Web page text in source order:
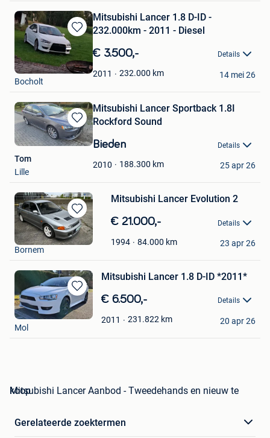
Bewaren
in
Mijn
Favorieten
Mitsubishi Lancer 1.8 D-ID -
232.000km - 2011 - Diesel
€ 3.500,- Details
2011 232.000 km
SWKIPPY
Bocholt
14 mei 26
Bewaren
in
Favorieten
Mitsubishi Lancer Sportback 1.8I
Rockford Sound
Bieden Details
2010 188.300 km
Tom
Lille
25 apr 26
Bewaren
in
Mijn
Mitsubishi Lancer Evolution 2
€ 21.000,- Details
1994 84.000 km
DvB
Bornem
23 apr 26
Bewaren
in
Mijn
Mitsubishi Lancer 1.8 D-ID *2011*
€ 6.500,- Details
2011 231.822 km
Lien Janssen
Mol
20 apr 26
Mitsubishi Lancer Aanbod - Tweedehands en nieuw te koop
Gerelateerde zoektermen